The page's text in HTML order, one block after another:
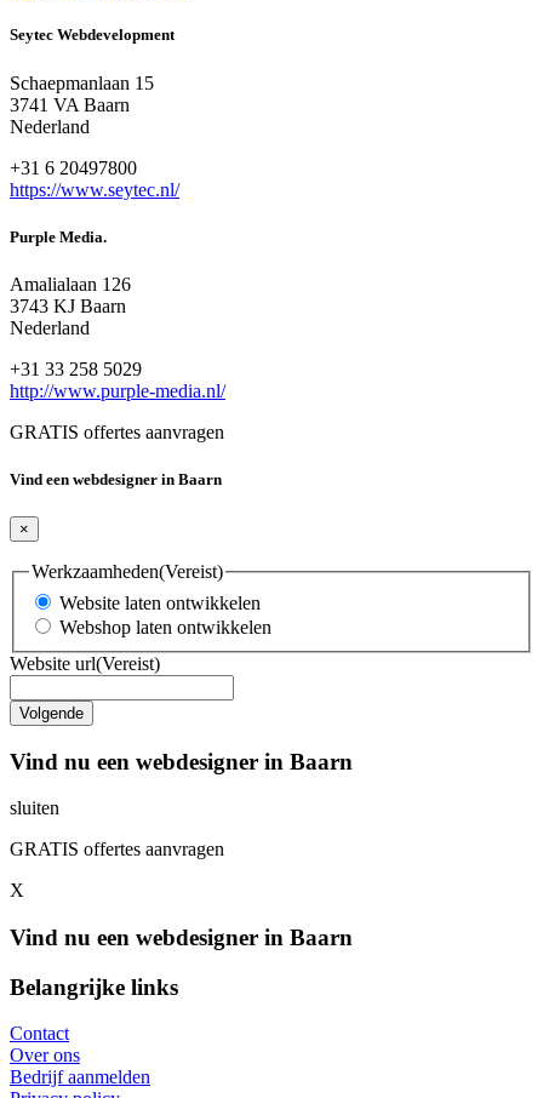
Seytec Webdevelopment
Schaepmanlaan 15
3741 VA Baarn
Nederland
+31 6 20497800
https://www.seytec.nl/
Purple Media.
Amalialaan 126
3743 KJ Baarn
Nederland
+31 33 258 5029
http://www.purple-media.nl/
GRATIS offertes aanvragen
Vind een webdesigner in Baarn
×
Werkzaamheden(Vereist)
Website laten ontwikkelen
Webshop laten ontwikkelen
Website url(Vereist)
Vind nu een webdesigner in Baarn
sluiten
GRATIS offertes aanvragen
X
Vind nu een webdesigner in Baarn
Belangrijke links
Contact
Over ons
Bedrijf aanmelden